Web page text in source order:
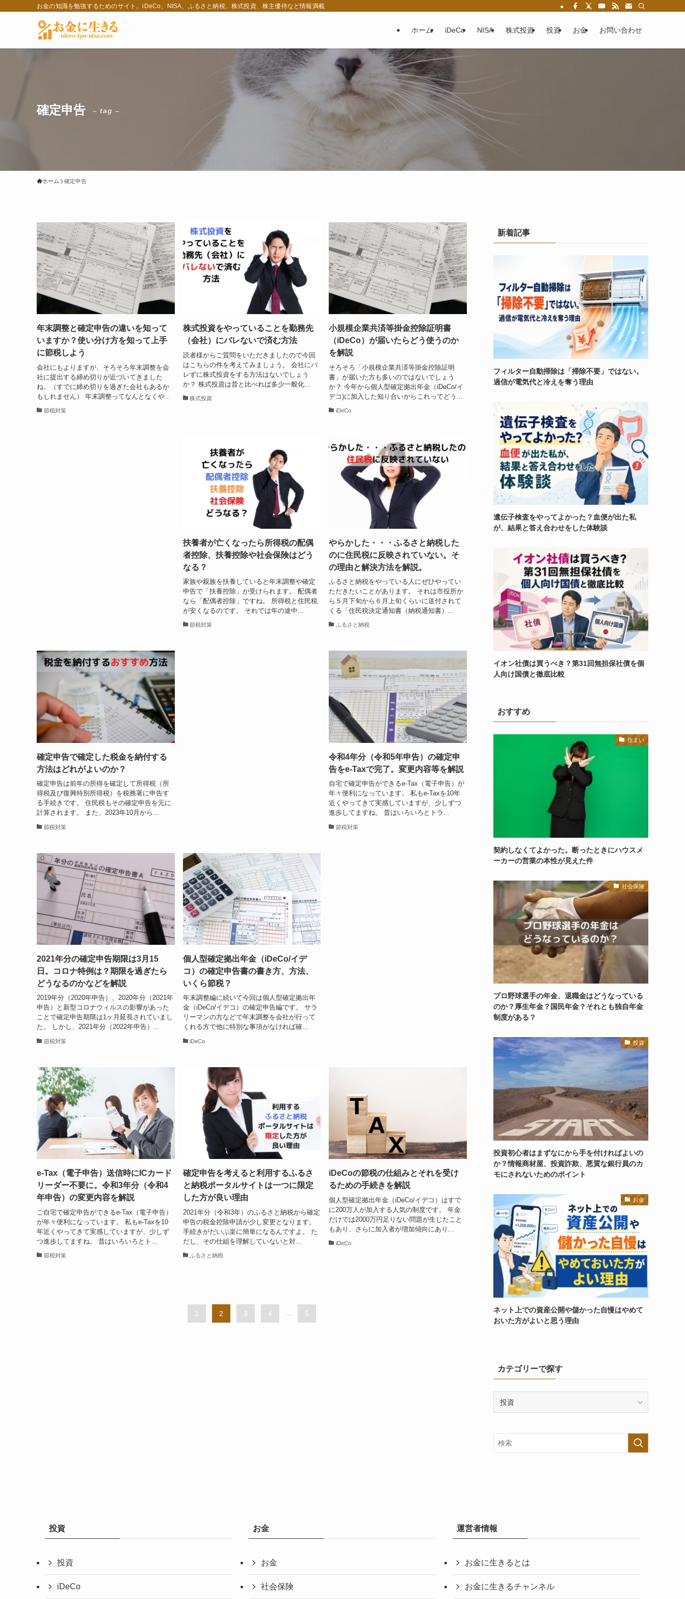
お金の知識を勉強するためのサイト。iDeCo、NISA、ふるさと納税、株式投資、株主優待など情報満載
ホーム iDeCo NISA 株式投資 投資 お金 お問い合わせ
確定申告 – tag –
ホーム 確定申告
年末調整と確定申告の違いを知って
いますか？使い分け方を知って上手
に節税しよう
会社にもよりますが、そろそろ年末調整を会
社に提出する締め切りが近づいてきました
ね。（すでに締め切りを過ぎた会社もあるか
もしれません） 年末調整ってなんとなくや...
節税対策
株式投資をやっていることを勤務先
（会社）にバレないで済む方法
読者様からご質問をいただきましたので今回
はこちらの件を考えてみましょう。 会社にバ
レずに株式投資をする方法はないでしょう
か？ 株式投資は昔と比べれば多少一般化...
株式投資
小規模企業共済等掛金控除証明書
（iDeCo）が届いたらどう使うのか
を解説
そろそろ「小規模企業共済等掛金控除証明
書」が届いた方も多いのではないでしょう
か？ 今年から個人型確定拠出年金（iDeCo/イ
デコ)に加入した知り合いからこれってどう...
iDeCo
扶養者が亡くなったら所得税の配偶
者控除、扶養控除や社会保険はどう
なる？
家族や親族を扶養していると年末調整や確定
申告で「扶養控除」が受けられます。 配偶者
なら「配偶者控除」ですね。 所得税と住民税
が安くなるのです。 それでは年の途中...
節税対策
やらかした・・・ふるさと納税した
のに住民税に反映されていない。そ
の理由と解決方法を解説。
ふるさと納税をやっている人にぜひやってい
ただきたいことがあります。 それは市役所か
ら５月下旬から６月上旬くらいに送付されて
くる「住民税決定通知書（納税通知書）...
ふるさと納税
確定申告で確定した税金を納付する
方法はどれがよいのか？
確定申告は前年の所得を確定して所得税（所
得税及び復興特別所得税）を税務署に申告す
る手続きです。 住民税もその確定申告を元に
計算されます。 また、2023年10月から...
節税対策
令和4年分（令和5年申告）の確定申
告をe-Taxで完了。変更内容等を解説
自宅で確定申告ができるe-Tax（電子申告）が
年々便利になっています。 私もe-Taxを10年
近くやってきて実感していますが、少しずつ
進歩してますね。 昔はいろいろとトラ...
節税対策
2021年分の確定申告期限は3月15
日。コロナ特例は？期限を過ぎたら
どうなるのかなどを解説
2019年分（2020年申告）、2020年分（2021年
申告）と新型コロナウィルスの影響があった
ことで確定申告期限は1ヶ月延長されていまし
た。 しかし、2021年分（2022年申告）...
節税対策
個人型確定拠出年金（iDeCo/イデ
コ）の確定申告書の書き方、方法、
いくら節税？
年末調整編に続いて今回は個人型確定拠出年
金（iDeCo/イデコ）の確定申告編です。 サラ
リーマンの方などで年末調整を会社が行って
くれる方で他に特別な事項がなければ確...
iDeCo
e-Tax（電子申告）送信時にICカード
リーダー不要に。令和3年分（令和4
年申告）の変更内容を解説
ご自宅で確定申告ができるe-Tax（電子申告）
が年々便利になっています。 私もe-Taxを10
年近くやってきて実感していますが、少しず
つ進歩してますね。 昔はいろいろとト...
節税対策
確定申告を考えると利用するふるさ
と納税ポータルサイトは一つに限定
した方が良い理由
2021年分（令和3年）のふるさと納税から確定
申告の税金控除申請が少し変更となります。
手続きがだいぶ楽に簡単になるんですよ。 た
だし、その仕組を理解していないと対...
ふるさと納税
iDeCoの節税の仕組みとそれを受け
るための手続きを解説
個人型確定拠出年金（iDeCo/イデコ）はすで
に200万人が加入する人気の制度です。 年金
だけでは2000万円足りない問題が生じたこと
もあり、さらに加入者が増加傾向にあり...
iDeCo
1 2 3 4 5
新着記事
フィルター自動掃除は「掃除不要」ではない。
過信が電気代と冷えを奪う理由
遺伝子検査をやってよかった？血便が出た私
が、結果と答え合わせをした体験談
イオン社債は買うべき？第31回無担保社債を個
人向け国債と徹底比較
おすすめ
住まい
契約しなくてよかった。断ったときにハウスメ
ーカーの営業の本性が見えた件
社会保険
プロ野球選手の年金、退職金はどうなっている
のか？厚生年金？国民年金？それとも独自年金
制度がある？
投資
投資初心者はまずなにから手を付ければよいの
か？情報商材屋、投資詐欺、悪質な銀行員のカ
モにされないためのポイント
お金
ネット上での資産公開や儲かった自慢はやめて
おいた方がよいと思う理由
カテゴリーで探す
ー
で
投資
投資
iDeCo
お金
お金
社会保険
運営者情報
お金に生きるとは
お金に生きるチャンネル